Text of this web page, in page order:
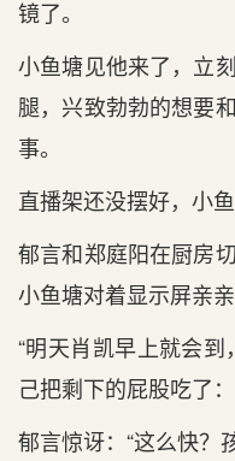
镜了。
小鱼塘见他来了，立
腿，兴致勃勃的想要
事。
直播架还没摆好，小
郁言和郑庭阳在厨房
小鱼塘对着显示屏亲
“明天肖凯早上就会
己把剩下的屁股吃了
郁言惊讶：“这么快？